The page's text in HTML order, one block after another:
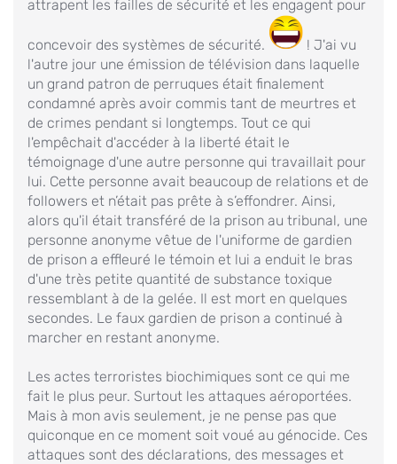
attrapent les failles de sécurité et les engagent pour
concevoir des systèmes de sécurité.
! J'ai vu
l'autre jour une émission de télévision dans laquelle
un grand patron de perruques était finalement
condamné après avoir commis tant de meurtres et
de crimes pendant si longtemps. Tout ce qui
l'empêchait d'accéder à la liberté était le
témoignage d'une autre personne qui travaillait pour
lui. Cette personne avait beaucoup de relations et de
followers et n’était pas prête à s’effondrer. Ainsi,
alors qu'il était transféré de la prison au tribunal, une
personne anonyme vêtue de l'uniforme de gardien
de prison a effleuré le témoin et lui a enduit le bras
d'une très petite quantité de substance toxique
ressemblant à de la gelée. Il est mort en quelques
secondes. Le faux gardien de prison a continué à
marcher en restant anonyme.
Les actes terroristes biochimiques sont ce qui me
fait le plus peur. Surtout les attaques aéroportées.
Mais à mon avis seulement, je ne pense pas que
quiconque en ce moment soit voué au génocide. Ces
attaques sont des déclarations, des messages et